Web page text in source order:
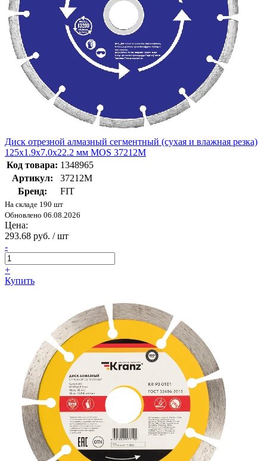
Диск отрезной алмазный сегментный (сухая и влажная резка)
125х1.9х7.0х22.2 мм MOS 37212М
Код товара: 1348965
Артикул:
37212М
Бренд:
FIT
На складе 190 шт
Обновлено 06.08.2026
Цена:
293.68 руб. / шт
-
+
Купить